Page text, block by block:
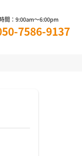
間：9:00am～6:00pm
7586-9137